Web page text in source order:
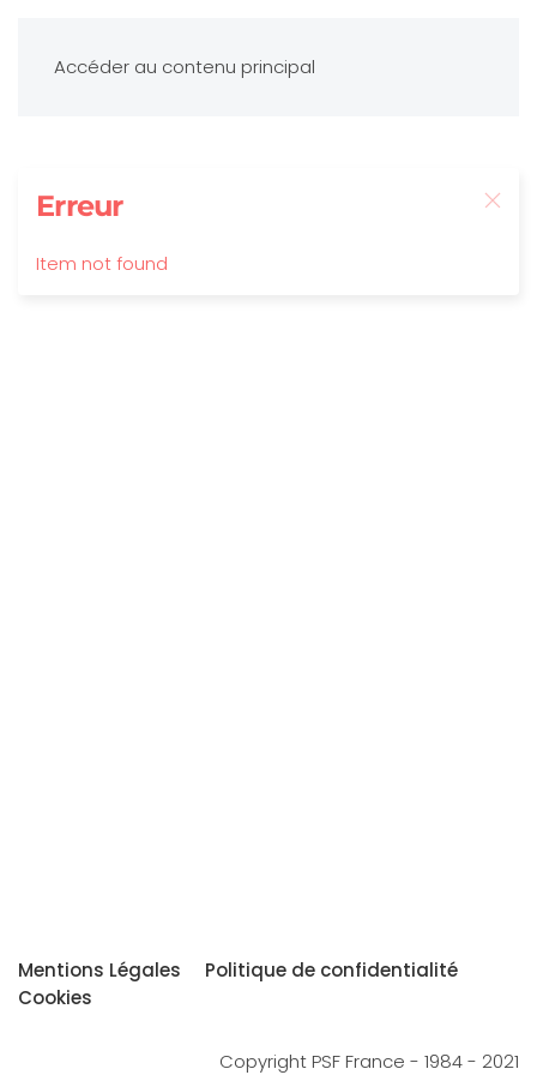
Accéder au contenu principal
Erreur
Item not found
Mentions Légales
Politique de confidentialité
Cookies
Copyright PSF France - 1984 - 2021